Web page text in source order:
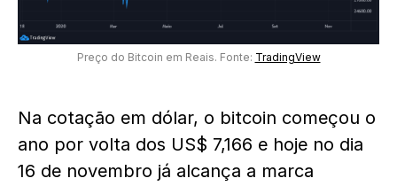
Preço do Bitcoin em Reais. Fonte: TradingView
Na cotação em dólar, o bitcoin começou o
ano por volta dos US$ 7,166 e hoje no dia
16 de novembro já alcança a marca